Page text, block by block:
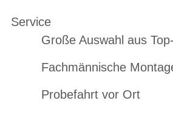
Service
Große Auswahl aus
Fachmännische
Probefahrt vor Ort